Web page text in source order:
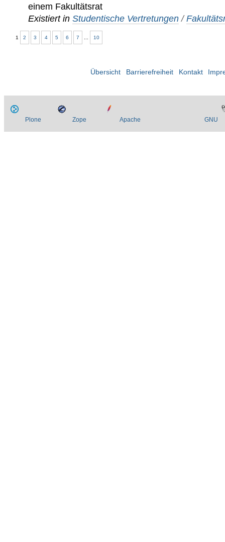
einem Fakultätsrat
Existiert in Studentische Vertretungen /
1 2 3 4 5 6 7 10
Übersicht Barrierefreiheit Kontakt
Plone Zope Apache GNU